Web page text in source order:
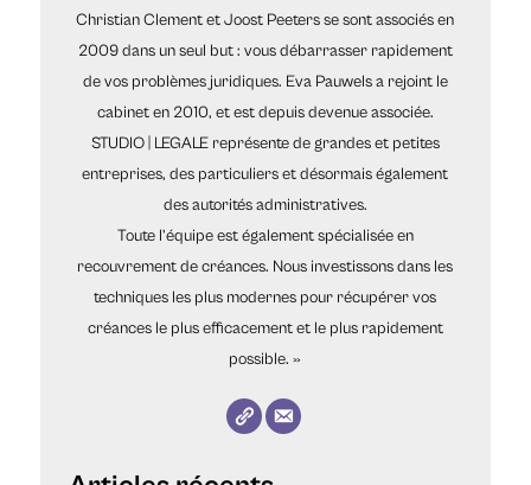
Christian Clement et Joost Peeters se sont associés en
2009 dans un seul but : vous débarrasser rapidement
de vos problèmes juridiques. Eva Pauwels a rejoint le
cabinet en 2010, et est depuis devenue associée.
STUDIO | LEGALE représente de grandes et petites
entreprises, des particuliers et désormais également
des autorités administratives.
Toute l’équipe est également spécialisée en
recouvrement de créances. Nous investissons dans les
techniques les plus modernes pour récupérer vos
créances le plus efficacement et le plus rapidement
possible. »